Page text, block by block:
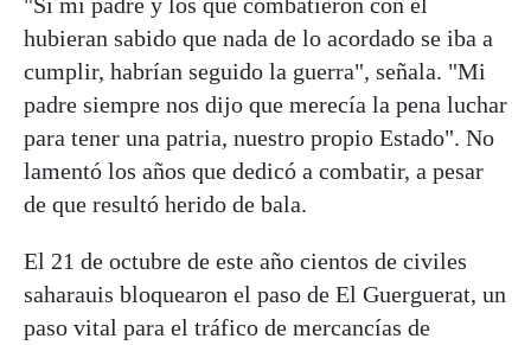
hubieran sabido que nada de lo acordado se iba a
cumplir, habrían seguido la guerra", señala. "Mi
padre siempre nos dijo que merecía la pena luchar
para tener una patria, nuestro propio Estado". No
lamentó los años que dedicó a combatir, a pesar
de que resultó herido de bala.
El 21 de octubre de este año cientos de civiles
saharauis bloquearon el paso de El Guerguerat, un
paso vital para el tráfico de mercancías de